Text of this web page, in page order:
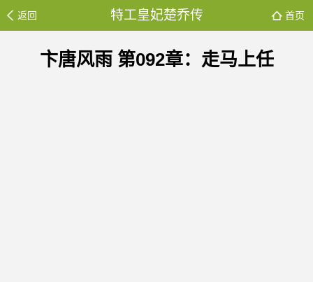
返回 特工皇妃楚乔传 首页
卞唐风雨 第092章：走马上任